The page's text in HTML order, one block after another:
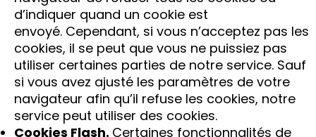
d’indiquer quand un cookie est
envoyé. Cependant, si vous n’acceptez pas les
cookies, il se peut que vous ne puissiez pas
utiliser certaines parties de notre service. Sauf
si vous avez ajusté les paramètres de votre
navigateur afin qu’il refuse les cookies, notre
service peut utiliser des cookies.
Cookies Flash. Certaines fonctionnalités de